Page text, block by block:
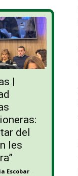
|
del
les
Escobar -